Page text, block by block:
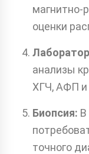
магнитно-
оценки
анализы
ХГЧ, АФП и
Биопсия: В
точного